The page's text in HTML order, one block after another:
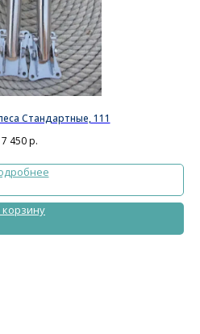
Стандартные, 111
7 450 р.
корзину